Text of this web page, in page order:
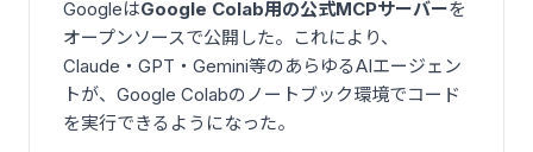
GoogleはGoogle Colab用の公式MCPサーバーを
オープンソースで公開した。これにより、
Claude・GPT・Gemini等のあらゆるAIエージェン
トが、Google Colabのノートブック環境でコード
を実行できるようになった。